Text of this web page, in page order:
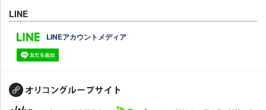
LINE
LINEアカウントメディア